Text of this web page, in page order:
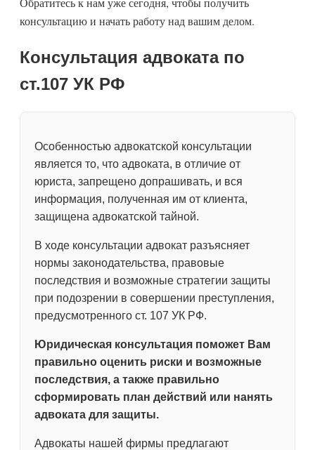
консультацию и начать работу над вашим делом.
Консультация адвоката по
ст.107 УК РФ
Особенностью адвокатской консультации
является то, что адвоката, в отличие от
юриста, запрещено допрашивать, и вся
информация, полученная им от клиента,
защищена адвокатской тайной.
В ходе консультации адвокат разъясняет
нормы законодательства, правовые
последствия и возможные стратегии защиты
при подозрении в совершении преступления,
предусмотренного ст. 107 УК РФ.
Юридическая консультация поможет Вам
правильно оценить риски и возможные
последствия, а также правильно
сформировать план действий или нанять
адвоката для защиты.
Адвокаты нашей фирмы предлагают